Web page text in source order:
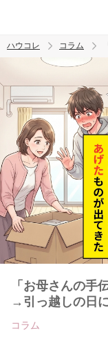
トレンド ワード
男の本音 男ウケ
ハウコレ コラム
「お母さんの手
→引っ越しの日
コラム